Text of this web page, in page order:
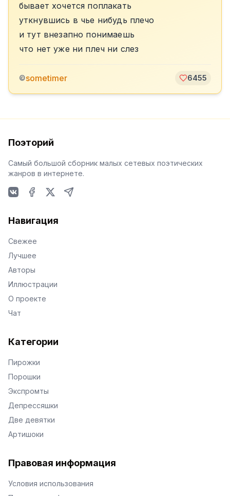
бывает хочется поплакать
уткнувшись в чье нибудь плечо
и тут внезапно понимаешь
что нет уже ни плеч ни слез
©sometimer 6455
Поэторий
Самый большой сборник малых сетевых поэтических
жанров в интернете.
Навигация
Свежее
Лучшее
Авторы
Иллюстрации
О проекте
Чат
Категории
Пирожки
Порошки
Экспромты
Депрессяшки
Две девятки
Артишоки
Правовая информация
Условия использования